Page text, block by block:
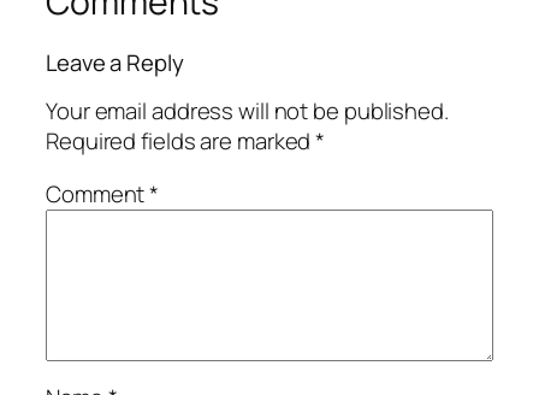
Leave a Reply
Your email address will not be published.
Required fields are marked*
Comment*